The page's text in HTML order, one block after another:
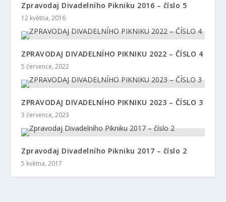
Zpravodaj Divadelního Pikniku 2016 – číslo 5
12 května, 2016
ZPRAVODAJ DIVADELNÍHO PIKNIKU 2022 – ČÍSLO 4
5 července, 2022
ZPRAVODAJ DIVADELNÍHO PIKNIKU 2023 – ČÍSLO 3
3 července, 2023
Zpravodaj Divadelního Pikniku 2017 – číslo 2
5 května, 2017